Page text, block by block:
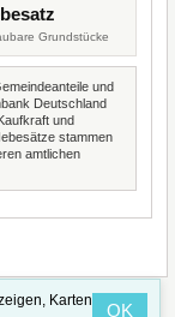
Grundstücke
und
Deutschland
und
stammen
amtlichen
Karten
OK